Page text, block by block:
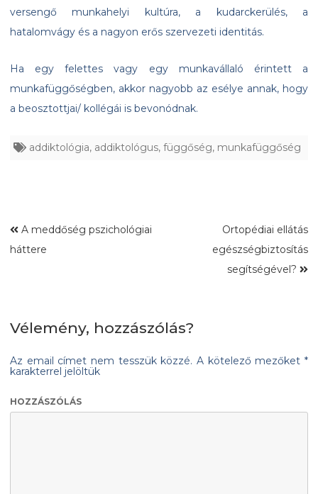
versengő munkahelyi kultúra, a kudarckerülés, a
hatalomvágy és a nagyon erős szervezeti identitás.
Ha egy felettes vagy egy munkavállaló érintett a
munkafüggőségben, akkor nagyobb az esélye annak, hogy
a beosztottjai/ kollégái is bevonódnak.
addiktológia, addiktológus, függőség, munkafüggőség
A meddőség pszichológiai
háttere
Ortopédiai ellátás
egészségbiztosítás
segítségével?
Vélemény, hozzászólás?
Az email címet nem tesszük közzé. A kötelező mezőket*
karakterrel jelöltük
HOZZÁSZÓLÁS